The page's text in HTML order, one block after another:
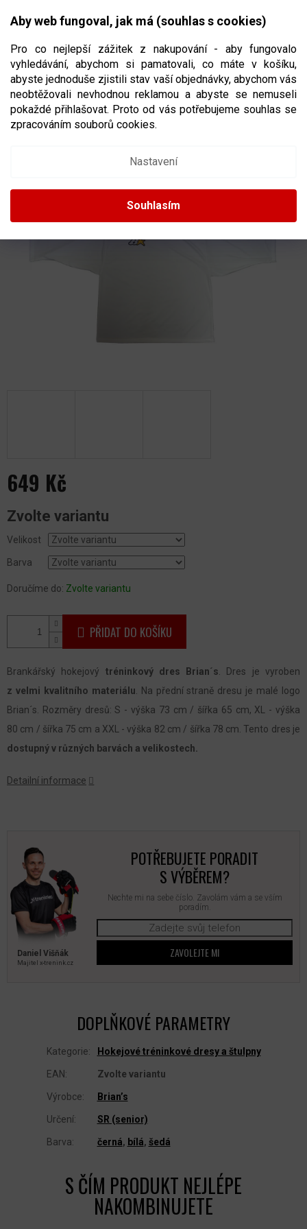
Aby web fungoval, jak má (souhlas s cookies)
Pro co nejlepší zážitek z nakupování - aby fungovalo
vyhledávání, abychom si pamatovali, co máte v košíku,
abyste jednoduše zjistili stav vaší objednávky, abychom vás
neobtěžovali nevhodnou reklamou a abyste se nemuseli
pokaždé přihlašovat. Proto od vás potřebujeme souhlas se
zpracováním souborů cookies.
Nastavení
Souhlasím
CZK
NÁKUPNÍ
BRANKÁŘSKÝ TRÉNINKOVÝ HOKEJOVÝ
DRES BRIAN’S SRVELIKOST SENIOR
649 Kč
cena:
Zvolte variantu
Velikost
Barva
Doručíme do: Zvolte variantu
PŘIDAT DO KOŠÍKU
Brankářský hokejový tréninkový dres Brian´s . Dres je vyroben
z velmi kvalitního materiálu . Na přední straně dresu je malé logo
Brian´s. Rozměry dresů: S - výška 73 cm / šířka 65 cm, XL - výška
80 cm / šířka 75 cm a XXL - výška 82 cm / šířka 78 cm. Tento dres je
dostupný v různých barvách a velikostech.
Detailní informace
Daniel Višňák
Majitel x‑trenink.cz
POTŘEBUJETE PORADIT
S VÝBĚREM?
Nechte mi na sebe číslo. Zavolám vám a se vším
poradím.
ZAVOLEJTE MI
DOPLŇKOVÉ PARAMETRY
Kategorie: Hokejové tréninkové dresy a štulpny
EAN: Zvolte variantu
Výrobce: Brian’s
Určení: SR (senior)
Barva: černá, bílá, šedá